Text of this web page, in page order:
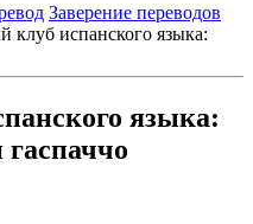
Заверение переводов
клуб испанского языка:
языка: